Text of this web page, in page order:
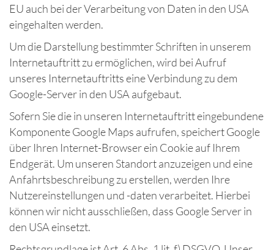
EU auch bei der Verarbeitung von Daten in den USA
eingehalten werden.
Um die Darstellung bestimmter Schriften in unserem
Internetauftritt zu ermöglichen, wird bei Aufruf
unseres Internetauftritts eine Verbindung zu dem
Google-Server in den USA aufgebaut.
Sofern Sie die in unseren Internetauftritt eingebundene
Komponente Google Maps aufrufen, speichert Google
über Ihren Internet-Browser ein Cookie auf Ihrem
Endgerät. Um unseren Standort anzuzeigen und eine
Anfahrtsbeschreibung zu erstellen, werden Ihre
Nutzereinstellungen und -daten verarbeitet. Hierbei
können wir nicht ausschließen, dass Google Server in
den USA einsetzt.